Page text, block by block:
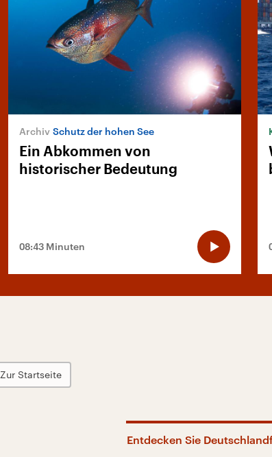
Schutz der hohen See
Ein Abkommen von
historischer Bedeutung
08:43 Minuten
Zur Startseite
Entdecken Sie